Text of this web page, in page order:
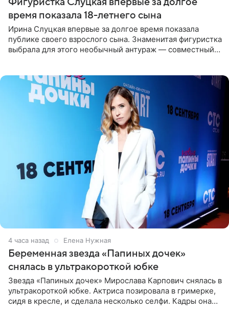
время показала 18-летнего сына
Ирина Слуцкая впервые за долгое время показала
публике своего взрослого сына. Знаменитая фигуристка
выбрала для этого необычный антураж — совместный
4 часа назад Елена Нужная
Беременная звезда «Папиных дочек»
снялась в ультракороткой юбке
Звезда «Папиных дочек» Мирослава Карпович снялась в
ультракороткой юбке. Актриса позировала в гримерке,
сидя в кресле, и сделала несколько селфи. Кадры она